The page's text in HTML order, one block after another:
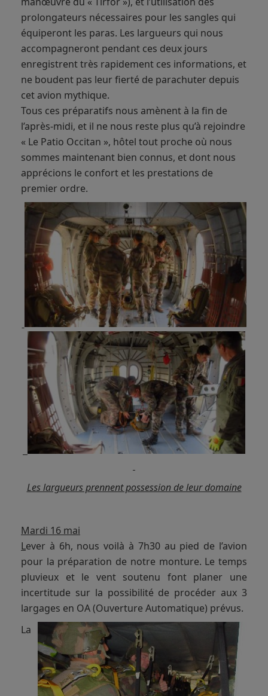
prolongateurs nécessaires pour les sangles qui
équiperont les paras. Les largueurs qui nous
accompagneront pendant ces deux jours
enregistrent très rapidement ces informations, et
ne boudent pas leur fierté de parachuter depuis
cet avion mythique.
Tous ces préparatifs nous amènent à la fin de
l’après-midi, et il ne nous reste plus qu’à rejoindre
« Le Patio Occitan », hôtel tout proche où nous
sommes maintenant bien connus, et dont nous
apprécions le confort et les prestations de
premier ordre.
Les largueurs prennent possession de leur domaine
Mardi 16 mai
Lever à 6h, nous voilà à 7h30 au pied de l’avion
pour la préparation de notre monture. Le temps
pluvieux et le vent soutenu font planer une
incertitude sur la possibilité de procéder aux 3
largages en OA (Ouverture Automatique) prévus.
La